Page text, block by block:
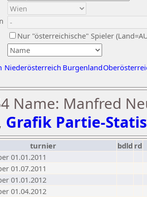
Nur "österreichische" Spieler
Niederösterreich Burgenland
Name: Manfred
Grafik Partie-
turnier bdld rd
01.01.2011
01.07.2011
01.01.2012
01.04.2012